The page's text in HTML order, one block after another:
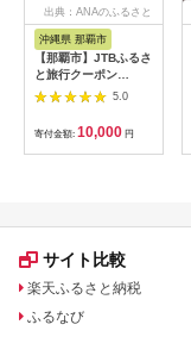
出典：ANAのふるさと
沖縄県 那覇市
【那覇市】JTBふるさ
と旅行クーポン
（3,000円分）有効期
間3年（Eメール発
行）｜旅行 トラベル
予約 国内旅行 JTB 宿
泊 観光 体験 旅行券
人気 おすすめ 旅行ク
ン ネット予約 電話 有
5.0
寄付金額: 10,000 円
サイト比較
楽天ふるさと納税
ふるなび